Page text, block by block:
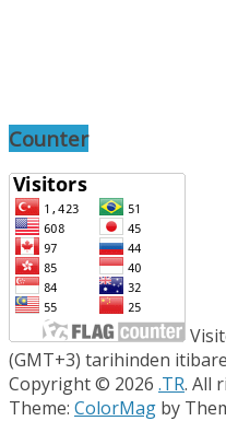
Counter
(GMT+3) tarihinden
Copyright © 2026 .TR. All
Theme: ColorMag by